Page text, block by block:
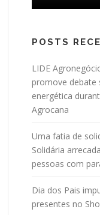
POSTS
LIDE
promove debate
energética
Agrocana
Uma fatia de
Solidária
pessoas com
Dia dos Pais
presentes no